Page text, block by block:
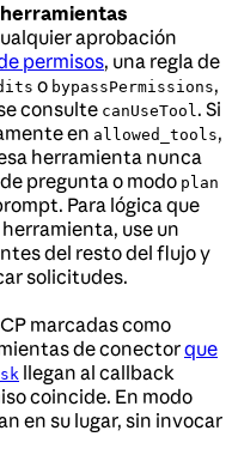
herramientas
aprobación
permisos, una regla de
o bypassPermissions,
consulte canUseTool. Si
en allowed_tools,
herramienta nunca
pregunta o modo plan
Para lógica que
use un
del resto del flujo y
solicitudes.
marcadas como
de conectorque
llegan al callback
coincide. En modo
en su lugar, sin invocar